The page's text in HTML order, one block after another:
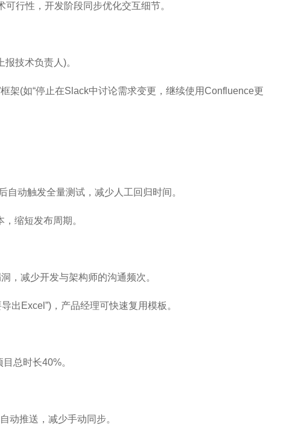
行性，开发阶段同步优化交互细节。
技术负责人)。
架(如“停止在Slack中讨论需求变更，继续使用Confluence更
动触发全量测试，减少人工回归时间。
缩短发布周期。
，减少开发与架构师的沟通频次。
出Excel”)，产品经理可快速复用模板。
总时长40%。
推送，减少手动同步。